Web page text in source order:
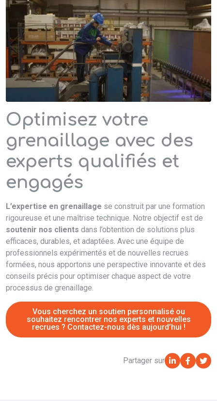
Optimisez votre
grenaillage avec des
experts qualifiés et
engagés
L’expertise en grenaillage se construit par une formation
rigoureuse et une maîtrise technique. Notre objectif est de
soutenir nos clients dans l’obtention de solutions plus
efficaces, durables, et adaptées. Avec une équipe de
professionnels expérimentés et de nouvelles recrues
formées, nous apportons une perspective innovante et des
conseils précis pour optimiser chaque aspect de votre
processus de grenaillage.
Vous cherchez un soutien personnalisé ou
souhaitez rencontrer nos experts et nouvelles
recrues ? Contactez-nous dès aujourd’hui !
Partager sur